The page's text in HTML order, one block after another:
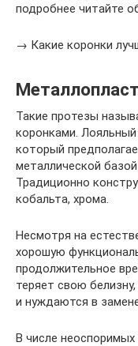
подробнее читайте
→ Какие коронки
Такие протезы
коронками. Лояльный
который
металлической
Традиционно
кобальта, хрома.
Несмотря на
хорошую
продолжительное
теряет свою
и нуждаются в
В числе